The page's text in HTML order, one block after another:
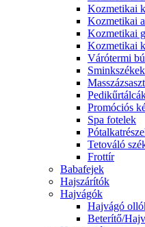
Kozmetikai
Kozmetikai
Kozmetikai
Kozmetikai
Várótermi
Sminkszékek
Promóciós
Spa fotelek
Tetováló
Frottír
Babafejek
Hajszárítók
Hajvágók
Hajvágó
Beterítő/